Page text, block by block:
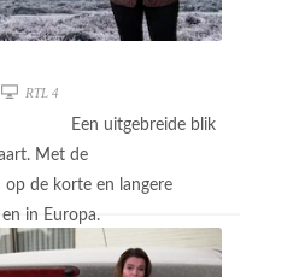
RTL 4
Een uitgebreide blik
Met de
de korte en langere
in Europa.